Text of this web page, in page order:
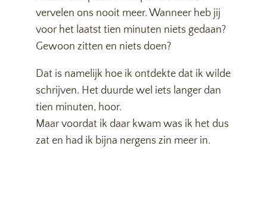
vervelen ons nooit meer. Wanneer heb jij
voor het laatst tien minuten niets gedaan?
Gewoon zitten en niets doen?
Dat is namelijk hoe ik ontdekte dat ik wilde
schrijven. Het duurde wel iets langer dan
tien minuten, hoor.
Maar voordat ik daar kwam was ik het dus
zat en had ik bijna nergens zin meer in.